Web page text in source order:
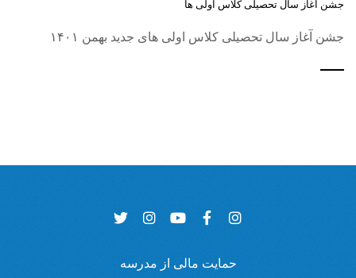
جشن آغاز سال تحصیلی کلاس اولی ها
جشن آغاز سال تحصیلی کلاس اولی های جدید بهمن ۱۴۰۱
حمایت مالی از مدرسه